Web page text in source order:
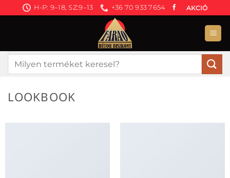
to
H-P: 9–18, SZ:9–13 +36 70 933 7654 AKCIÓ
Keresés
LOOKBOOK